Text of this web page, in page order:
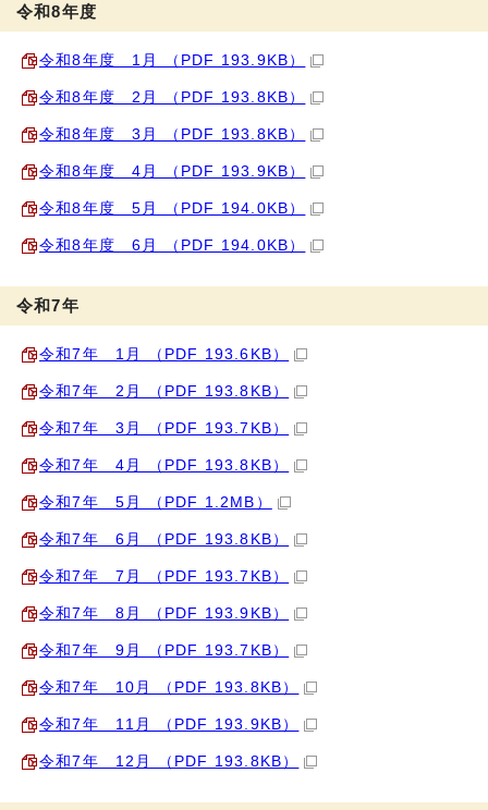
令和8年度
令和8年度 1月 （PDF 193.9KB）
令和8年度 2月 （PDF 193.8KB）
令和8年度 3月 （PDF 193.8KB）
令和8年度 4月 （PDF 193.9KB）
令和8年度 5月 （PDF 194.0KB）
令和8年度 6月 （PDF 194.0KB）
令和7年
令和7年 1月 （PDF 193.6KB）
令和7年 2月 （PDF 193.8KB）
令和7年 3月 （PDF 193.7KB）
令和7年 4月 （PDF 193.8KB）
令和7年 5月 （PDF 1.2MB）
令和7年 6月 （PDF 193.8KB）
令和7年 7月 （PDF 193.7KB）
令和7年 8月 （PDF 193.9KB）
令和7年 9月 （PDF 193.7KB）
令和7年 10月 （PDF 193.8KB）
令和7年 11月 （PDF 193.9KB）
令和7年 12月 （PDF 193.8KB）